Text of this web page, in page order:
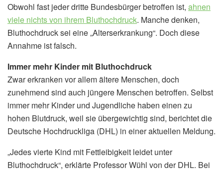
Obwohl fast jeder dritte Bundesbürger betroffen ist, ahnen
viele nichts von ihrem Bluthochdruck. Manche denken,
Bluthochdruck sei eine „Alterserkrankung“. Doch diese
Annahme ist falsch.
Immer mehr Kinder mit Bluthochdruck
Zwar erkranken vor allem ältere Menschen, doch
zunehmend sind auch jüngere Menschen betroffen. Selbst
immer mehr Kinder und Jugendliche haben einen zu
hohen Blutdruck, weil sie übergewichtig sind, berichtet die
Deutsche Hochdruckliga (DHL) in einer aktuellen Meldung.
„Jedes vierte Kind mit Fettleibigkeit leidet unter
Bluthochdruck“, erklärte Professor Wühl von der DHL. Bei